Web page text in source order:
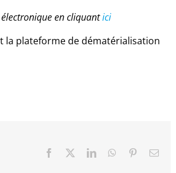
en cliquantici
la plateforme de dématérialisation
Facebook LinkedInWhatsApp
PinterestEmail